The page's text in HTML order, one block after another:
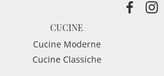
CUCINE
Cucine Moderne
Cucine Classiche